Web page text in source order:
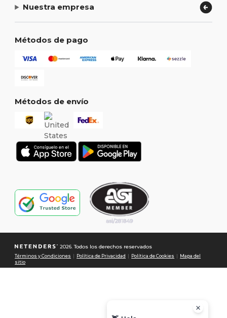
Nuestra empresa
Métodos de pago
Métodos de envío
2026. Todos los derechos reservados
Términos y Condiciones Política de Privacidad Política de Cookies
Mapa del
sitio